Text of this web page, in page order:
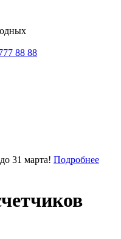
88 88
31 марта! Подробнее